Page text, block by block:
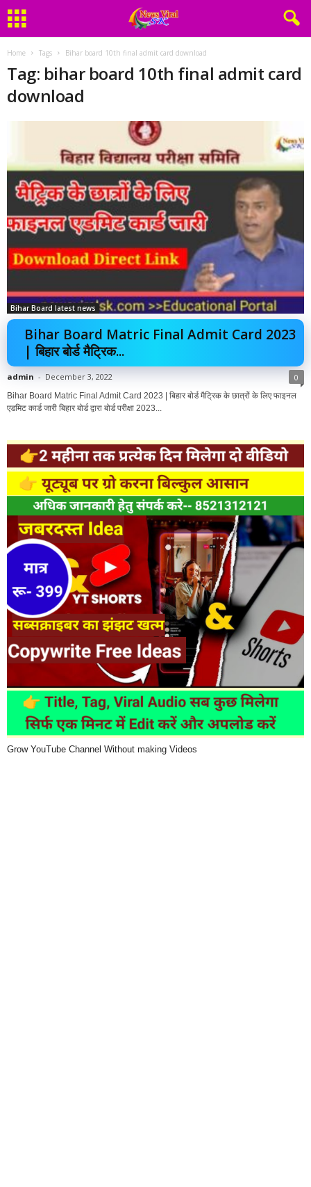
Home Tags Bihar board 10th final admit card download
Tag: bihar board 10th final admit card
download
Bihar Board latest news
Bihar Board Matric Final Admit Card 2023
| बिहार बोर्ड मैट्रिक...
admin - December 3, 2022 0
Bihar Board Matric Final Admit Card 2023 | बिहार बोर्ड मैट्रिक के छात्रों के लिए फाइनल
एडमिट कार्ड जारी बिहार बोर्ड द्वारा बोर्ड परीक्षा 2023...
Grow YouTube Channel Without making Videos